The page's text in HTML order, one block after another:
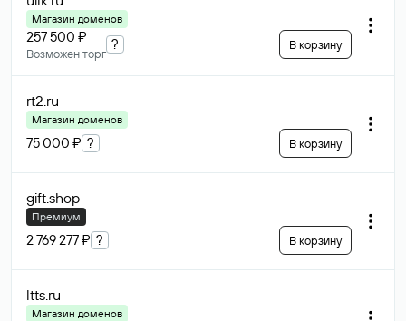
Магазин доменов
257 500 ₽
Возможен торг
? В корзину
rt2.ru
Магазин доменов
75 000 ₽ ? В корзину
gift.shop
Премиум
2 769 277 ₽ ? В корзину
ltts.ru
Магазин доменов